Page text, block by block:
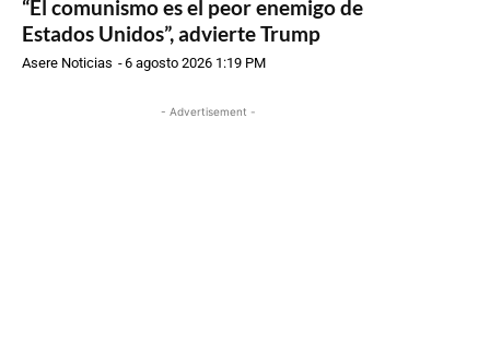
“El comunismo es el peor enemigo de
Estados Unidos”, advierte Trump
Asere Noticias -6 agosto 2026 1:19 PM
- Advertisement -